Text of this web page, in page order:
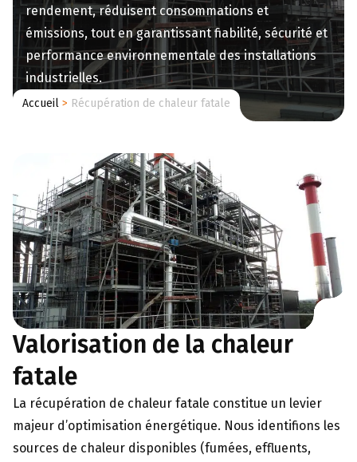
rendement, réduisent consommations et
émissions, tout en garantissant fiabilité, sécurité et
performance environnementale des installations
industrielles.
Accueil > Récupération de chaleur fatale
Valorisation de la chaleur
fatale
La récupération de chaleur fatale constitue un levier
majeur d’optimisation énergétique. Nous identifions les
sources de chaleur disponibles (fumées, effluents,